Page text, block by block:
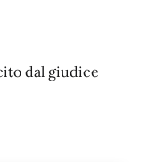
dal giudice